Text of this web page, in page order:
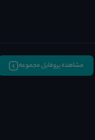
مشاهده پروفایل مجموعه